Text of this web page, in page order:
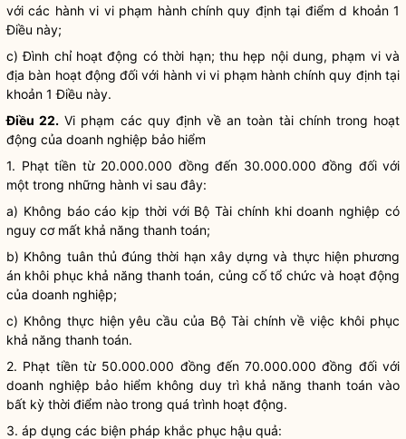
với các hành vi vi phạm hành chính quy định tại điểm d khoản 1
Điều này;
c) Đình chỉ hoạt động có thời hạn; thu hẹp nội dung, phạm vi và
địa bàn hoạt động đối với hành vi vi phạm hành chính quy định tại
khoản 1 Điều này.
Điều 22. Vi phạm các quy định về an toàn tài chính trong hoạt
động của doanh nghiệp bảo hiểm
1. Phạt tiền từ 20.000.000 đồng đến 30.000.000 đồng đối với
một trong những hành vi sau đây:
a) Không báo cáo kịp thời với Bộ Tài chính khi doanh nghiệp có
nguy cơ mất khả năng thanh toán;
b) Không tuân thủ đúng thời hạn xây dựng và thực hiện phương
án khôi phục khả năng thanh toán, củng cố tổ chức và hoạt động
của doanh nghiệp;
c) Không thực hiện yêu cầu của Bộ Tài chính về việc khôi phục
khả năng thanh toán.
2. Phạt tiền từ 50.000.000 đồng đến 70.000.000 đồng đối với
doanh nghiệp bảo hiểm không duy trì khả năng thanh toán vào
bất kỳ thời điểm nào trong quá trình hoạt động.
3. áp dụng các biện pháp khắc phục hậu quả: